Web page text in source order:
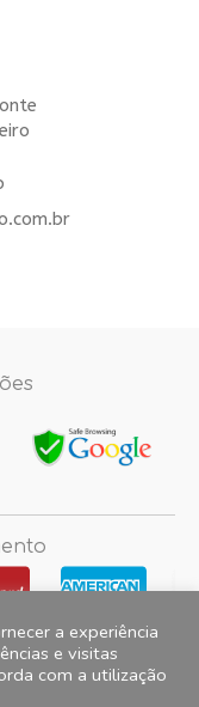
2026 Magazine do
a experiência
e visitas
com a utilização